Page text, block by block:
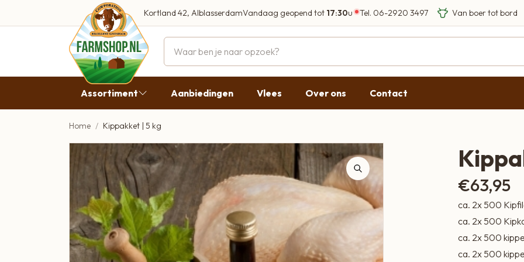
Kortland 42, AlblasserdamVandaag geopend tot 17:30u
Woensdag 09:00 - 17:30
Vrijdag 09:00 - 18:00
Zaterdag 09:00 - 17:30
Zondag Gesloten
Tel. 06-2920 3497
Eigen Limousin
Eerlijke
Assortiment
Vlees
Broodbeleg & Worst
Boeren Zuivel
Boeren Roomijs
Desembrood
Aanbiedingen Vlees Over ons Contact
Home Kippakket | 5 kg
€63,95
ca. 2x 500
ca. 2x 500
ca. 2x 500
ca. 2x 500